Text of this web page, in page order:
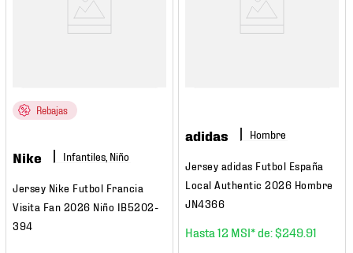
Rebajas
Nike Infantiles, Niño
Jersey Nike Futbol Francia
Visita Fan 2026 Niño IB5202-
394
adidas Hombre
Jersey adidas Futbol España
Local Authentic 2026 Hombre
JN4366
12 $249 91